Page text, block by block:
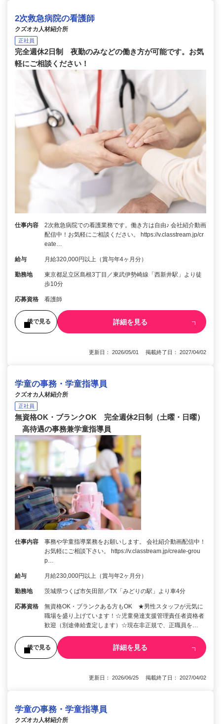
2次救急病院の看護師
クズオカ人材紹介所
正社員
完全週休2日制 夜勤のみなどの働き方が可能です。お気
軽にご相談ください！
仕事内容
2次救急病院での看護業務です。働き方は自由♪ 会社紹介動画
配信中！お気軽にご相談ください。 https://v.classtream.jp/cr
eate…
給与 月給320,000円以上（賞与年4ヶ月分）
勤務地
東京都足立区島根3丁目／東武伊勢崎線「西新井駅」より徒
歩10分
応募資格 看護師
後で見る 詳細を見る
更新日： 2026/05/01 掲載終了日： 2027/04/02
学童の事務・学童指導員
クズオカ人材紹介所
正社員
無資格OK・ブランクOK 完全週休2日制（土曜・日曜）
高待遇の事務兼学童指導員
仕事内容
事務や学童指導業務をお願いします。 会社紹介動画配信中！
お気軽にご相談下さい。 https://v.classtream.jp/create-grou
p…
給与 月給230,000円以上（賞与年2ヶ月分）
勤務地 茨城県つくば市矢田部／TX「みどりの駅」より車4分
応募資格
無資格OK・ブランクある方もOK ★男性スタッフが元気に
職場を盛り上げています！☆児童発達支援管理責任者資格者
歓迎（別途俸給査定します）☆現在非正規で、正職員を…
後で見る 詳細を見る
更新日： 2026/06/25 掲載終了日： 2027/04/02
学童の事務・学童指導員
クズオカ人材紹介所